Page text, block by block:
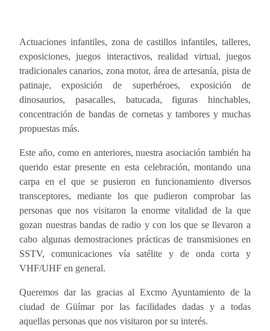
Actuaciones infantiles, zona de castillos infantiles, talleres,
exposiciones, juegos interactivos, realidad virtual, juegos
tradicionales canarios, zona motor, área de artesanía, pista de
patinaje, exposición de superhéroes, exposición de
dinosaurios, pasacalles, batucada, figuras hinchables,
concentración de bandas de cornetas y tambores y muchas
propuestas más.
Este año, como en anteriores, nuestra asociación también ha
querido estar presente en esta celebración, montando una
carpa en el que se pusieron en funcionamiento diversos
transceptores, mediante los que pudieron comprobar las
personas que nos visitaron la enorme vitalidad de la que
gozan nuestras bandas de radio y con los que se llevaron a
cabo algunas demostraciones prácticas de transmisiones en
SSTV, comunicaciones vía satélite y de onda corta y
VHF/UHF en general.
Queremos dar las gracias al Excmo Ayuntamiento de la
ciudad de Güímar por las facilidades dadas y a todas
aquellas personas que nos visitaron por su interés.